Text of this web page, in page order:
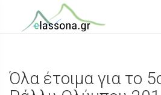
Όλα έτοιμα για το